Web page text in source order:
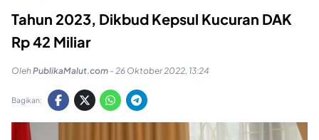
Tahun 2023, Dikbud Kepsul Kucuran DAK
Rp 42 Miliar
OlehPublikaMalut.com - 26 Oktober 2022, 13:24
Bagikan: